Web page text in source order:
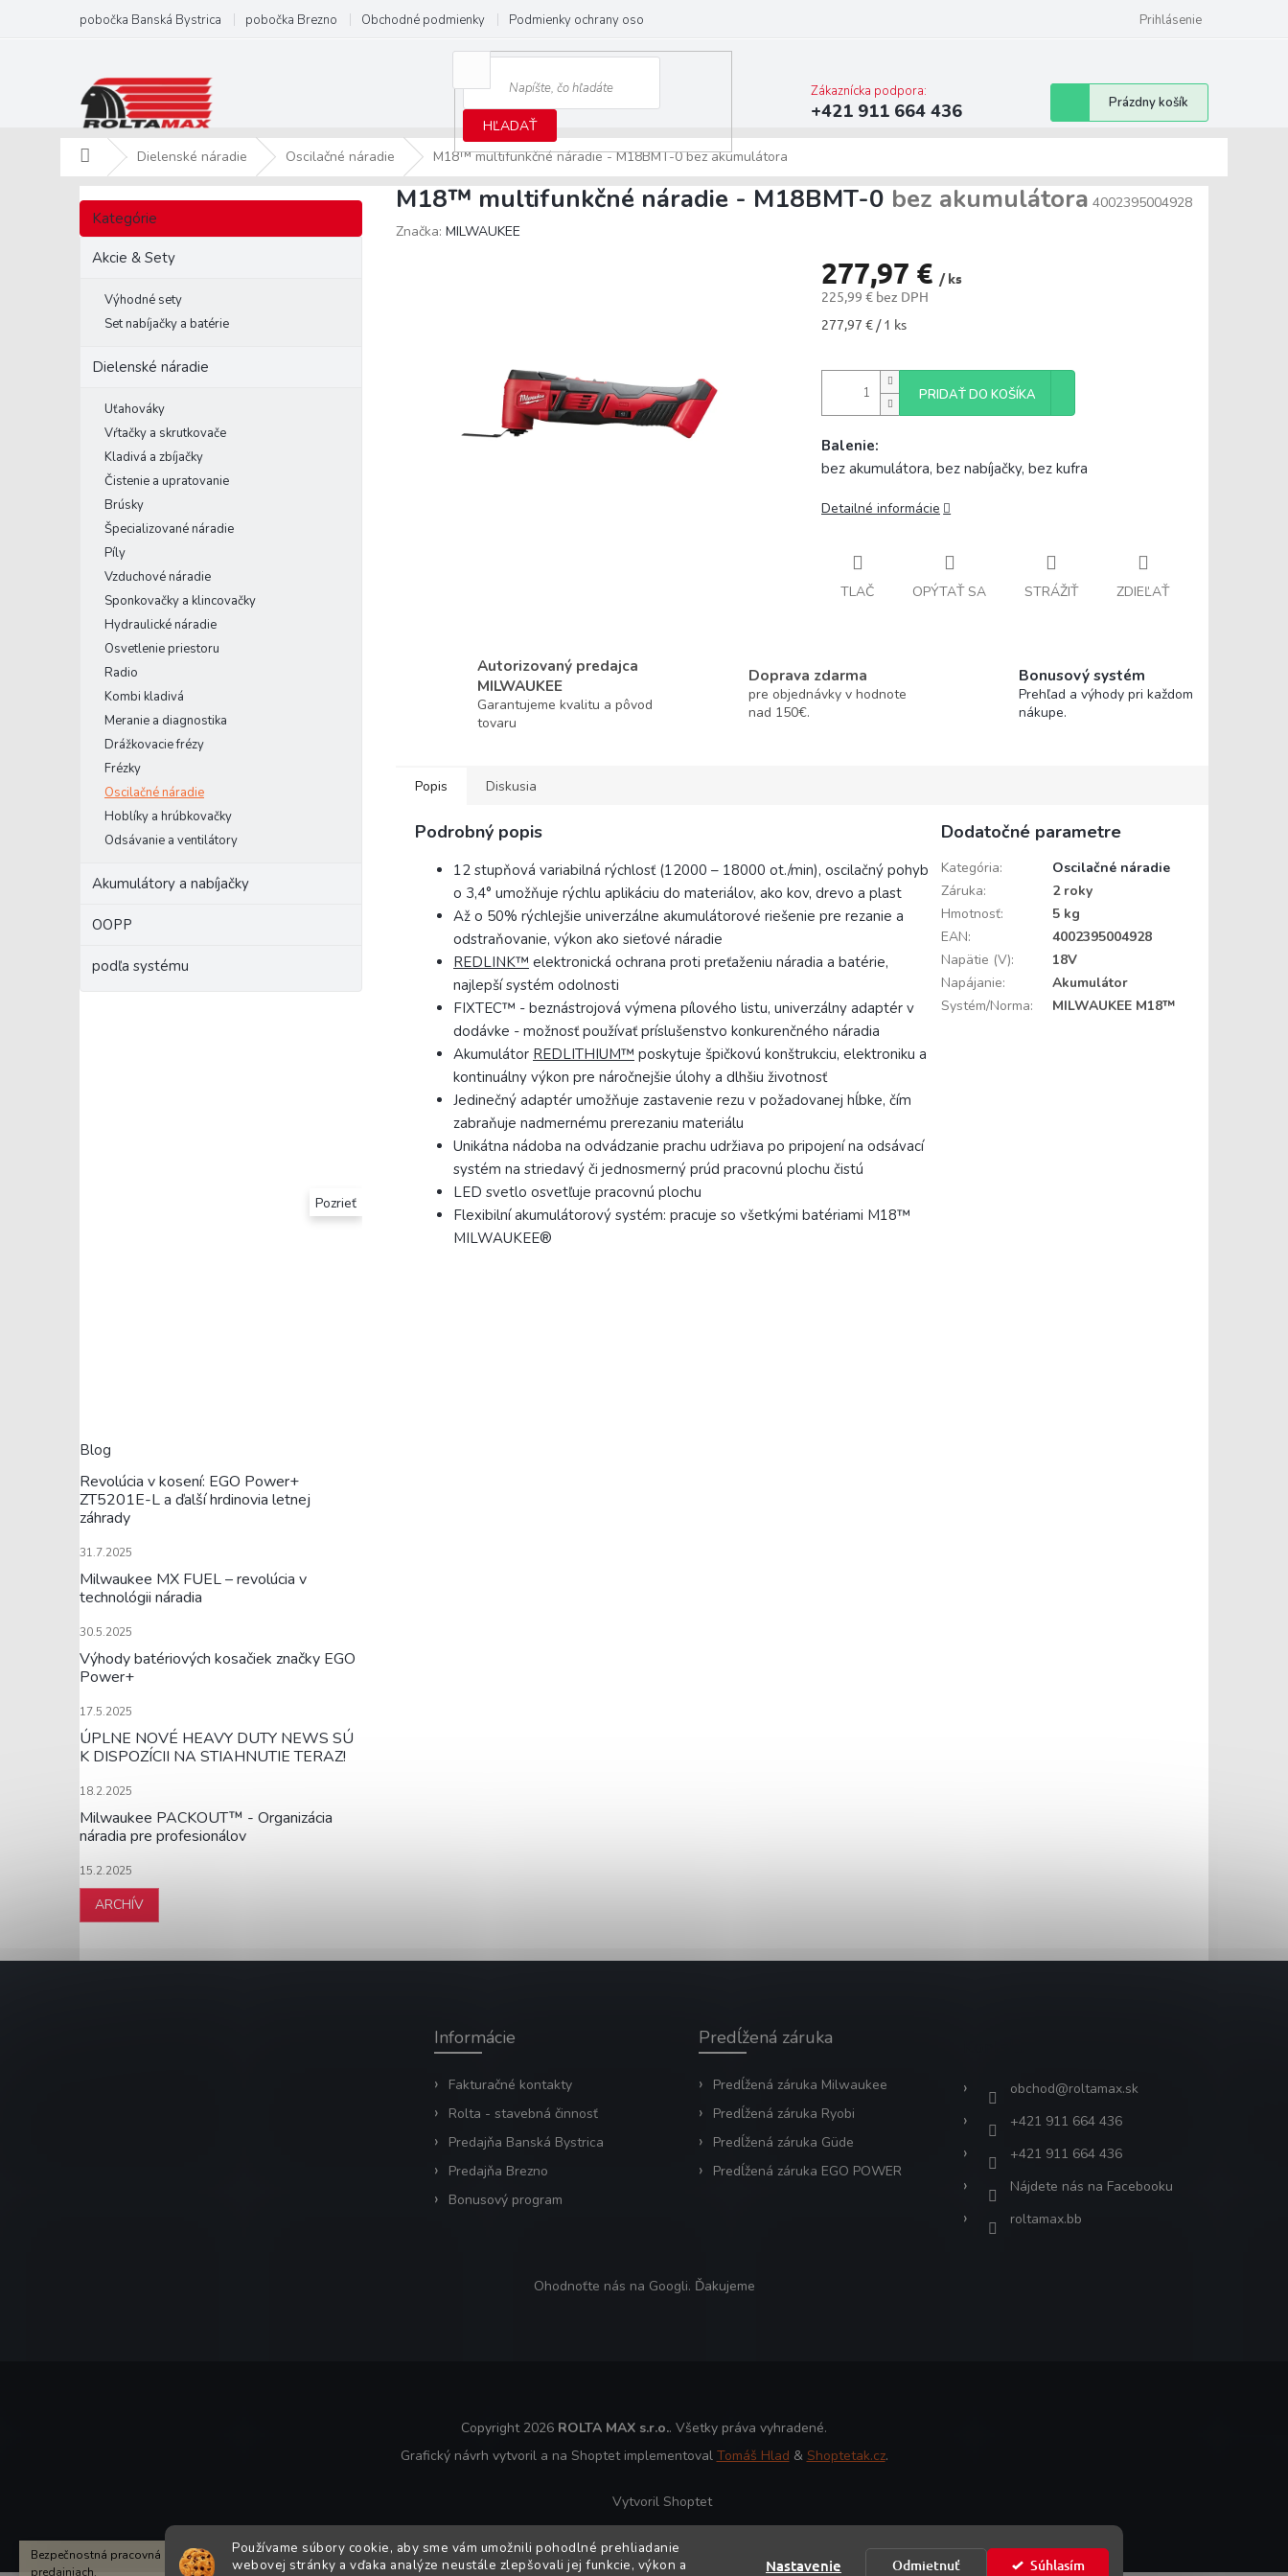
Používame súbory cookie, aby sme vám umožnili pohodlné prehliadanie
webovej stránky a vďaka analýze neustále zlepšovali jej funkcie, výkon a
Súhlasím
Odmietnuť
Nastavenie
obsah
Bezpečnostná pracovná obuv Milwaukee SKLADOM. Viac informácií v
predajniach.
pobočka Banská Bystrica pobočka Brezno Obchodné podmienky Podmienky ochrany osobných údajov Prihlásenie
HĽADAŤ
Zákaznícka podpora:
+421 911 664 436
Nákupný
košík
Prázdny košík
DomovDielenské náradie Oscilačné náradie M18™ multifunkčné náradie - M18BMT-0bez akumulátora
B
č
Preskočiť
kategórie
Kategórie
Akcie & Sety
Výhodné sety
Set nabíjačky a batérie
Dielenské náradie
Uťahováky
Vŕtačky a skrutkovače
Kladivá a zbíjačky
Čistenie a upratovanie
Brúsky
Špecializované náradie
Píly
Vzduchové náradie
Sponkovačky a klincovačky
Hydraulické náradie
Osvetlenie priestoru
Radio
Kombi kladivá
Meranie a diagnostika
Drážkovacie frézy
Frézky
Oscilačné náradie
Hoblíky a hrúbkovačky
Odsávanie a ventilátory
Akumulátory a nabíjačky
OOPP
podľa systému
Pozrieť
Blog
Revolúcia v kosení: EGO Power+
ZT5201E-L a ďalší hrdinovia letnej
záhrady
31.7.2025
Milwaukee MX FUEL – revolúcia v
technológii náradia
30.5.2025
Výhody batériových kosačiek značky EGO
Power+
17.5.2025
ÚPLNE NOVÉ HEAVY DUTY NEWS SÚ
K DISPOZÍCII NA STIAHNUTIE TERAZ!
18.2.2025
Milwaukee PACKOUT™ - Organizácia
náradia pre profesionálov
15.2.2025
ARCHÍV
M18™ multifunkčné náradie - M18BMT-0 bez akumulátora 4002395004928
Značka: MILWAUKEE
277,97 € / ks
225,99 € bez DPH
Jednotková
277,97 € / 1 ks
PRIDAŤ DO KOŠÍKA
Balenie:
bez akumulátora, bez nabíjačky, bez kufra
Detailné informácie
TLAČ OPÝTAŤ SA STRÁŽIŤ ZDIEĽAŤ
Autorizovaný predajca
MILWAUKEE
Garantujeme kvalitu a pôvod
tovaru
Doprava zdarma
pre objednávky v hodnote
nad 150€.
Bonusový systém
Prehľad a výhody pri každom
nákupe.
Popis Diskusia
Podrobný popis
12 stupňová variabilná rýchlosť (12000 – 18000 ot./min), oscilačný pohyb
o 3,4° umožňuje rýchlu aplikáciu do materiálov, ako kov, drevo a plast
Až o 50% rýchlejšie univerzálne akumulátorové riešenie pre rezanie a
odstraňovanie, výkon ako sieťové náradie
REDLINK™ elektronická ochrana proti preťaženiu náradia a batérie,
najlepší systém odolnosti
FIXTEC™ - beznástrojová výmena pílového listu, univerzálny adaptér v
dodávke - možnosť používať príslušenstvo konkurenčného náradia
Akumulátor REDLITHIUM™ poskytuje špičkovú konštrukciu, elektroniku a
kontinuálny výkon pre náročnejšie úlohy a dlhšiu životnosť
Jedinečný adaptér umožňuje zastavenie rezu v požadovanej hĺbke, čím
zabraňuje nadmernému prerezaniu materiálu
Unikátna nádoba na odvádzanie prachu udržiava po pripojení na odsávací
systém na striedavý či jednosmerný prúd pracovnú plochu čistú
LED svetlo osvetľuje pracovnú plochu
Flexibilní akumulátorový systém: pracuje so všetkými batériami M18™
MILWAUKEE®
Dodatočné parametre
Kategória:
Oscilačné náradie
Záruka:
2 roky
Hmotnosť:
5 kg
EAN:
4002395004928
Napätie (V):
18V
Napájanie:
Akumulátor
Systém/Norma: MILWAUKEE M18™
Informácie
Fakturačné kontakty
Rolta - stavebná činnosť
Predajňa Banská Bystrica
Predajňa Brezno
Bonusový program
Predĺžená záruka
Predĺžená záruka Milwaukee
Predĺžená záruka Ryobi
Predĺžená záruka Güde
Predĺžená záruka EGO POWER
obchod@roltamax.sk
+421 911 664 436
+421 911 664 436
Nájdete nás na Facebooku
roltamax.bb
Ohodnoťte nás na Googli. Ďakujeme
Copyright 2026 ROLTA MAX s.r.o.. Všetky práva vyhradené.
Grafický návrh vytvoril a na Shoptet implementoval Tomáš Hlad & Shoptetak.cz.
Vytvoril Shoptet